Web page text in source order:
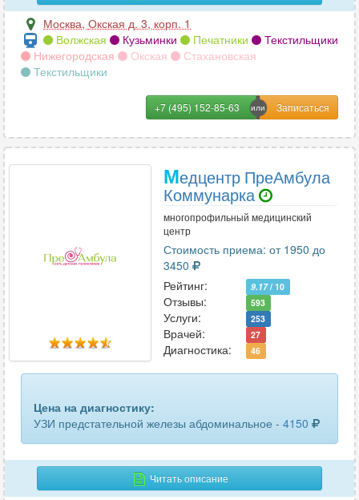
Москва, Окская д. 3, корп. 1
Волжская
Кузьминки Печатники
Текстильщики
Нижегородская
Окская
Стахановская
Текстильщики
+7 (495) 152-85-63
Медцентр ПреАмбула
Коммунарка
многопрофильный медицинский
центр
Стоимость приема: от 1950 до
3450
Рейтинг:
9.17/ 10
Отзывы: 593
Услуги: 253
Врачей: 27
Диагностика: 46
Цена на диагностику:
УЗИ предстательной железы абдоминальное - 4150
Читать описание